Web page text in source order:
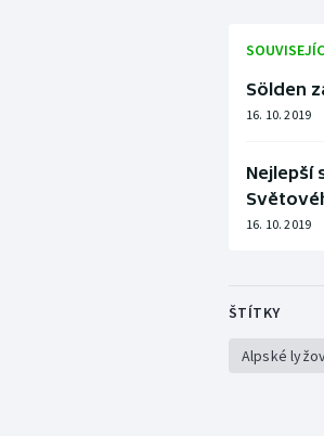
Sölden
16. 10. 2019
Nejlepší
16. 10. 2019
ŠTÍTKY
Alpské